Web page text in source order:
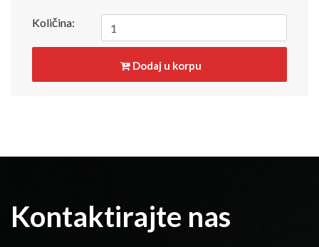
Količina:
Dodaj u korpu
Kontaktirajte nas